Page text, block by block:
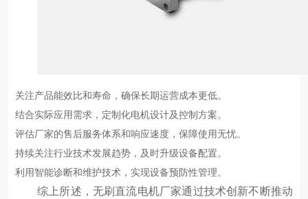
关注产品能效比和寿命，确保长期运营成本更低。
结合实际应用需求，定制化电机设计及控制方案。
评估厂家的售后服务体系和响应速度，保障使用无忧。
持续关注行业技术发展趋势，及时升级设备配置。
利用智能诊断和维护技术，实现设备预防性管理。
综上所述，无刷直流电机厂家通过技术创新不断推动